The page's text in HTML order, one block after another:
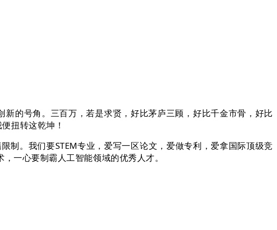
的号角。三百万，若是求贤，好比茅庐三顾，好比千金市骨，好比
扭转这乾坤！
。我们要STEM专业，爱写一区论文，爱做专利，爱拿国际顶级竞
一心要制霸人工智能领域的优秀人才。